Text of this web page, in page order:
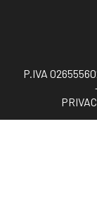
P.IVA